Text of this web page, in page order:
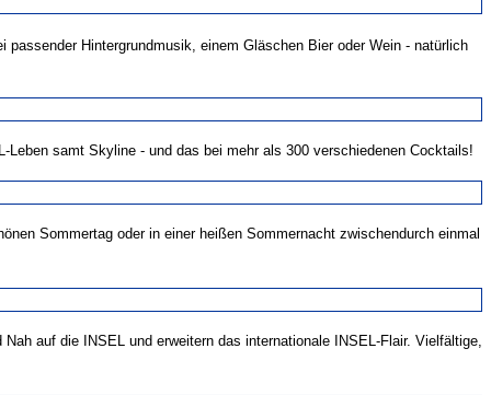
Hintergrundmusik, einem Gläschen Bier oder Wein - natürlich
samt Skyline - und das bei mehr als 300 verschiedenen Cocktails!
Sommertag oder in einer heißen Sommernacht zwischendurch einmal
auf die INSEL und erweitern das internationale INSEL-Flair. Vielfältige,